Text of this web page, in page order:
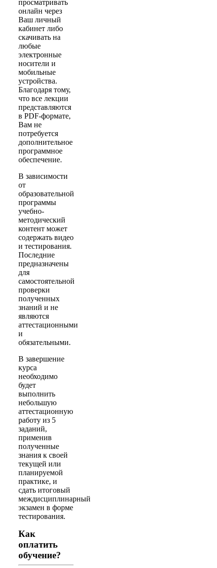
просматривать
онлайн через
Ваш личный
кабинет либо
скачивать на
любые
электронные
носители и
мобильные
устройства.
Благодаря тому,
что все лекции
представляются
в PDF-формате,
Вам не
потребуется
дополнительное
программное
обеспечение.
В зависимости
от
образовательной
программы
учебно-
методический
контент может
содержать видео
и тестирования.
Последние
предназначены
для
самостоятельной
проверки
полученных
знаний и не
являются
аттестационными
и
обязательными.
В завершение
курса
необходимо
будет
выполнить
небольшую
аттестационную
работу из 5
заданий,
применив
полученные
знания к своей
текущей или
планируемой
практике, и
сдать итоговый
междисциплинарный
экзамен в форме
тестирования.
Как
оплатить
обучение?